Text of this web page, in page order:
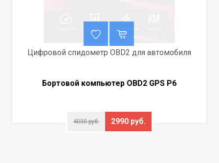
Цифровой спидометр OBD2 для автомобиля
Бортовой компьютер OBD2 GPS P6
4000 руб. 2990 руб.